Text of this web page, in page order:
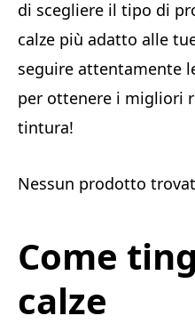
di scegliere il tipo di
calze più adatto alle
seguire attentamente
per ottenere i migliori
tintura!
Nessun prodotto
Come
calze